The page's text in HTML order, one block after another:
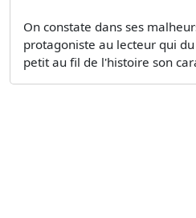
On constate dans ses
protagoniste au lecteur qui
petit au fil de l'histoire son